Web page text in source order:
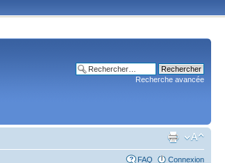
Recherche avancée
FAQ Connexion